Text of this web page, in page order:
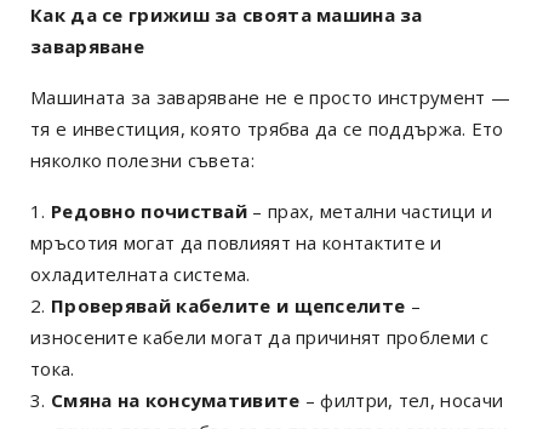
Как да се грижиш за своята машина за
заваряване
Машината за заваряване не е просто инструмент —
тя е инвестиция, която трябва да се поддържа. Ето
няколко полезни съвета:
Редовно почиствай – прах, метални частици и
мръсотия могат да повлияят на контактите и
охладителната система.
Проверявай кабелите и щепселите –
износените кабели могат да причинят проблеми с
тока.
Смяна на консумативите – филтри, тел, носачи